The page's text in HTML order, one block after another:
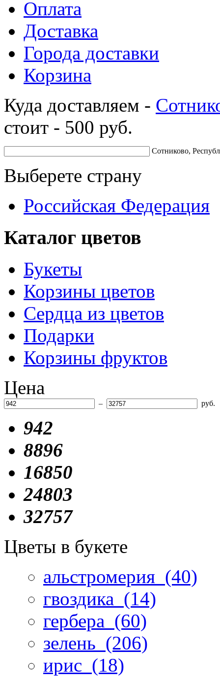
Оплата
Доставка
Города доставки
Корзина
Куда доставляем -
стоит - 500 руб.
Сотниково,
Выберете страну
Российская Федерация
Каталог цветов
Букеты
Корзины цветов
Сердца из цветов
Подарки
Корзины фруктов
Цена
– руб.
942
8896
16850
24803
32757
Цветы в букете
альстромерия (40)
гвоздика (14)
гербера (60)
зелень (206)
ирис (18)